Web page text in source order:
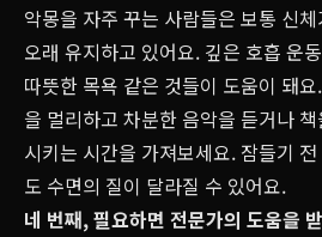
악몽을 자주 꾸는 사람들은 보통 신
오래 유지하고 있어요. 깊은 호흡 운
따뜻한 목욕 같은 것들이 도움이 돼
을 멀리하고 차분한 음악을 듣거나
시키는 시간을 가져보세요. 잠들기
도 수면의 질이 달라질 수 있어요.
네 번째, 필요하면 전문가의 도움을